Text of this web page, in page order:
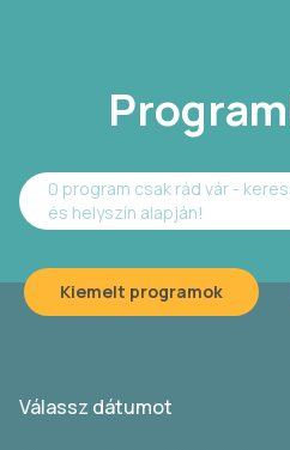
0 program csak rád vár -
és helyszín alapján!
Kiemelt programok
Válassz dátumot